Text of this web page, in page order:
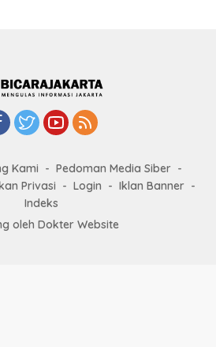
Kami
Pedoman Media Siber
Privasi Login
Iklan Banner
Indeks
oleh Dokter Website